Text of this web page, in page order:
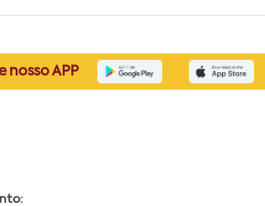
nosso APP